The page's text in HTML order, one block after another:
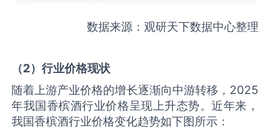
数据来源：观研天下数据中心整理
（2）行业价格现状
随着上游产业价格的增长逐渐向中游转移，2025
年我国香槟酒行业价格呈现上升态势。近年来，
我国香槟酒行业价格变化趋势如下图所示：